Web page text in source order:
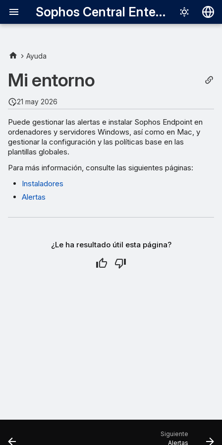
Sophos Central Enterprise
Italiano
日本語
한국어
Ayuda
Mi entorno
21 may 2026
Puede gestionar las alertas e instalar Sophos Endpoint en
ordenadores y servidores Windows, así como en Mac, y
gestionar la configuración y las políticas base en las
plantillas globales.
Para más información, consulte las siguientes páginas:
Instaladores
Alertas
¿Le ha resultado útil esta página?
Siguiente
Alertas